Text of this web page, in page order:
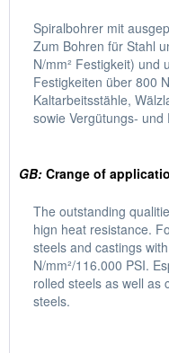
Spiralbohrer mit
Zum Bohren für Stahl
N/mm² Festigkeit) und
Festigkeiten über 800
Kaltarbeitsstähle,
sowie Vergütungs- und
GB: Crange of
The outstanding
hign heat resistance.
steels and castings
N/mm²/116.000 PSI.
rolled steels as well as
steels.